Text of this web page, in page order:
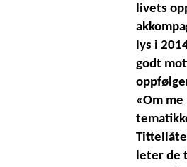
livets
lys i
godt
«Om
leter de